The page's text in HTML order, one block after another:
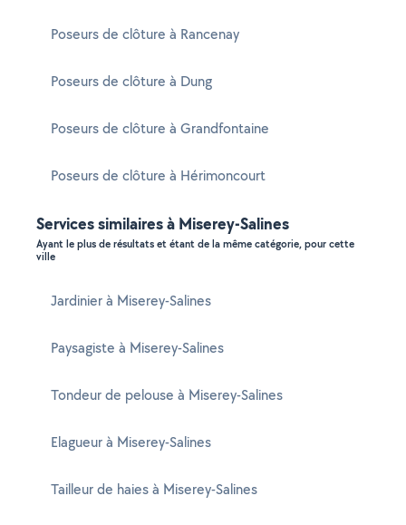
Poseurs de clôture à Rancenay
Poseurs de clôture à Dung
Poseurs de clôture à Grandfontaine
Poseurs de clôture à Hérimoncourt
Services similaires à Miserey-Salines
Ayant le plus de résultats et étant de la même catégorie, pour cette
ville
Jardinier à Miserey-Salines
Paysagiste à Miserey-Salines
Tondeur de pelouse à Miserey-Salines
Elagueur à Miserey-Salines
Tailleur de haies à Miserey-Salines